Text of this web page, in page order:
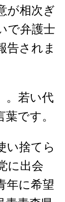
が相次ぎ
で弁護士
告されま
。若い代
です。
い捨てら
に出会
年に希望